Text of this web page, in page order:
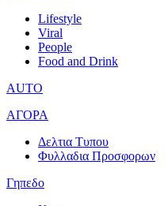
Lifestyle
Viral
People
Food and Drink
AUTO
ΑΓΟΡΑ
Δελτια Τυπου
Φυλλαδια Προσφορων
Γηπεδο